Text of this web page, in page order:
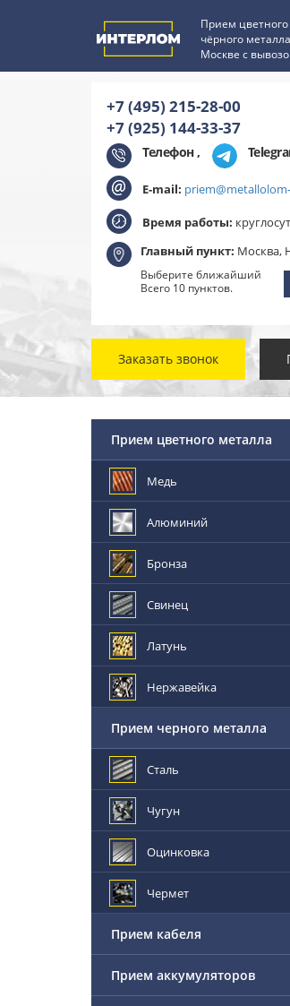
Прием цветного
чёрного
Москве с
+7 (495) 215-28-00
+7 (925) 144-33-37
Телефон ,
E-mail:
Время работы:
Главный пункт: Москва,
Выберите ближайший
Всего 10 пунктов.
Заказать звонок
Прием цветного металла
Медь
Алюминий
Бронза
Свинец
Латунь
Нержавейка
Прием черного металла
Сталь
Чугун
Оцинковка
Чермет
Прием кабеля
Прием аккумуляторов